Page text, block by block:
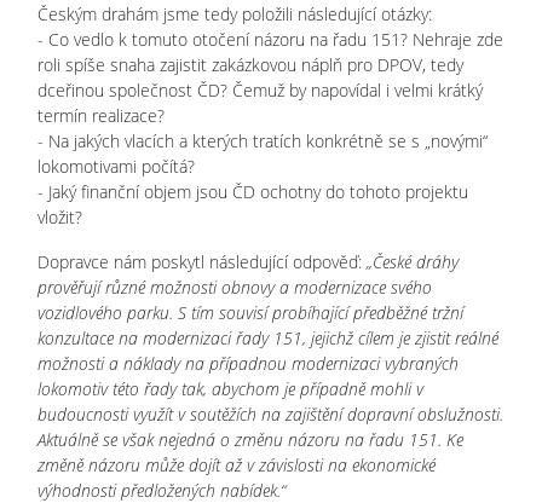
Českým drahám jsme tedy položili následující otázky:
- Co vedlo k tomuto otočení názoru na řadu 151? Nehraje zde
roli spíše snaha zajistit zakázkovou náplň pro DPOV, tedy
dceřinou společnost ČD? Čemuž by napovídal i velmi krátký
termín realizace?
- Na jakých vlacích a kterých tratích konkrétně se s „novými“
lokomotivami počítá?
- Jaký finanční objem jsou ČD ochotny do tohoto projektu
vložit?
Dopravce nám poskytl následující odpověď: „České dráhy
prověřují různé možnosti obnovy a modernizace svého
vozidlového parku. S tím souvisí probíhající předběžné tržní
konzultace na modernizaci řady 151, jejichž cílem je zjistit reálné
možnosti a náklady na případnou modernizaci vybraných
lokomotiv této řady tak, abychom je případně mohli v
budoucnosti využít v soutěžích na zajištění dopravní obslužnosti.
Aktuálně se však nejedná o změnu názoru na řadu 151. Ke
změně názoru může dojít až v závislosti na ekonomické
výhodnosti předložených nabídek.“